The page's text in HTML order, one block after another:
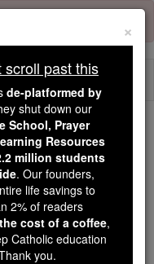
past this
Catholic Online
by Shopify
life beliefs. They
ourCatholic
Candles, and
×
scroll past this
de-platformed by
shut down our
School, Prayer
Resources
million students
. Our founders,
life savings to
2% of readers
cost of a coffee,
Catholic education
you.